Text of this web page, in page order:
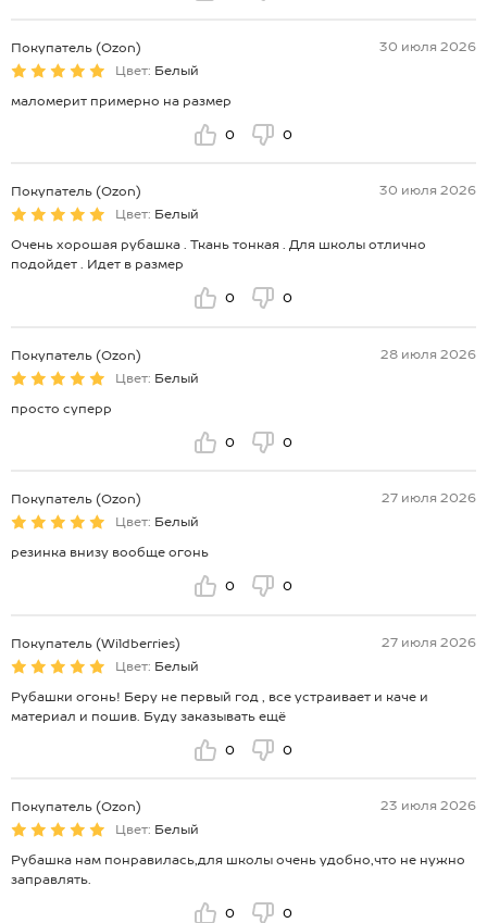
Покупатель (Ozon)
30 июля 2026
Цвет: Белый
маломерит примерно на размер
0 0
Покупатель (Ozon)
30 июля 2026
Цвет: Белый
Очень хорошая рубашка . Ткань тонкая . Для школы отлично
подойдет . Идет в размер
0 0
Покупатель (Ozon)
28 июля 2026
Цвет: Белый
просто суперр
0 0
Покупатель (Ozon)
27 июля 2026
Цвет: Белый
резинка внизу вообще огонь
0 0
Покупатель (Wildberries)
27 июля 2026
Цвет: Белый
Рубашки огонь! Беру не первый год , все устраивает и каче и
материал и пошив. Буду заказывать ещё
0 0
Покупатель (Ozon)
23 июля 2026
Цвет: Белый
Рубашка нам понравилась,для школы очень удобно,что не нужно
заправлять.
0 0